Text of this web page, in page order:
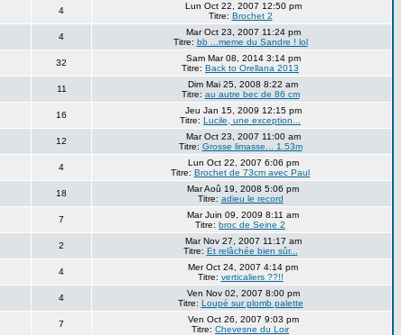
4
Lun Oct 22, 2007 12:50 pm
Titre: Brochet 2
4
Mar Oct 23, 2007 11:24 pm
Titre: bb ...meme du Sandre ! lol
32
Sam Mar 08, 2014 3:14 pm
Titre: Back to Orellana 2013
11
Dim Mai 25, 2008 8:22 am
Titre: au autre bec de 86 cm
16
Jeu Jan 15, 2009 12:15 pm
Titre: Lucile, une exception...
12
Mar Oct 23, 2007 11:00 am
Titre: Grosse limasse... 1.53m
4
Lun Oct 22, 2007 6:06 pm
Titre: Brochet de 73cm avec Paul
18
Mar Aoû 19, 2008 5:06 pm
Titre: adieu le record
7
Mar Juin 09, 2009 8:11 am
Titre: broc de Seine 2
2
Mar Nov 27, 2007 11:17 am
Titre: Et relâchée bien sûr...
4
Mer Oct 24, 2007 4:14 pm
Titre: verticaliers ??!!
4
Ven Nov 02, 2007 8:00 pm
Titre: Loupé sur plomb palette
7
Ven Oct 26, 2007 9:03 pm
Titre: Chevesne du Loir